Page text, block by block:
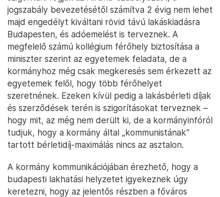
jogszabály bevezetésétől számítva 2 évig nem lehet
majd engedélyt kiváltani rövid távú lakáskiadásra
Budapesten, és adóemelést is terveznek. A
megfelelő számú kollégium férőhely biztosítása a
miniszter szerint az egyetemek feladata, de a
kormányhoz még csak megkeresés sem érkezett az
egyetemek felől, hogy több férőhelyet
szeretnének. Ezeken kívül pedig a lakásbérleti díjak
és szerződések terén is szigorításokat terveznek –
hogy mit, az még nem derült ki, de a kormányinfóról
tudjuk, hogy a kormány által „kommunistának”
tartott bérletidíj-maximálás nincs az asztalon.
A kormány kommunikációjában érezhető, hogy a
budapesti lakhatási helyzetet igyekeznek úgy
keretezni, hogy az jelentős részben a főváros